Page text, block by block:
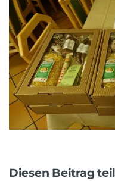
Diesen Beitrag